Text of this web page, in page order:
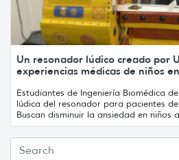
Un resonador lúdico creado por
experiencias médicas de niños
Estudiantes de Ingeniería Biomédica
lúdica del resonador para pacientes
Buscan disminuir la ansiedad en niños